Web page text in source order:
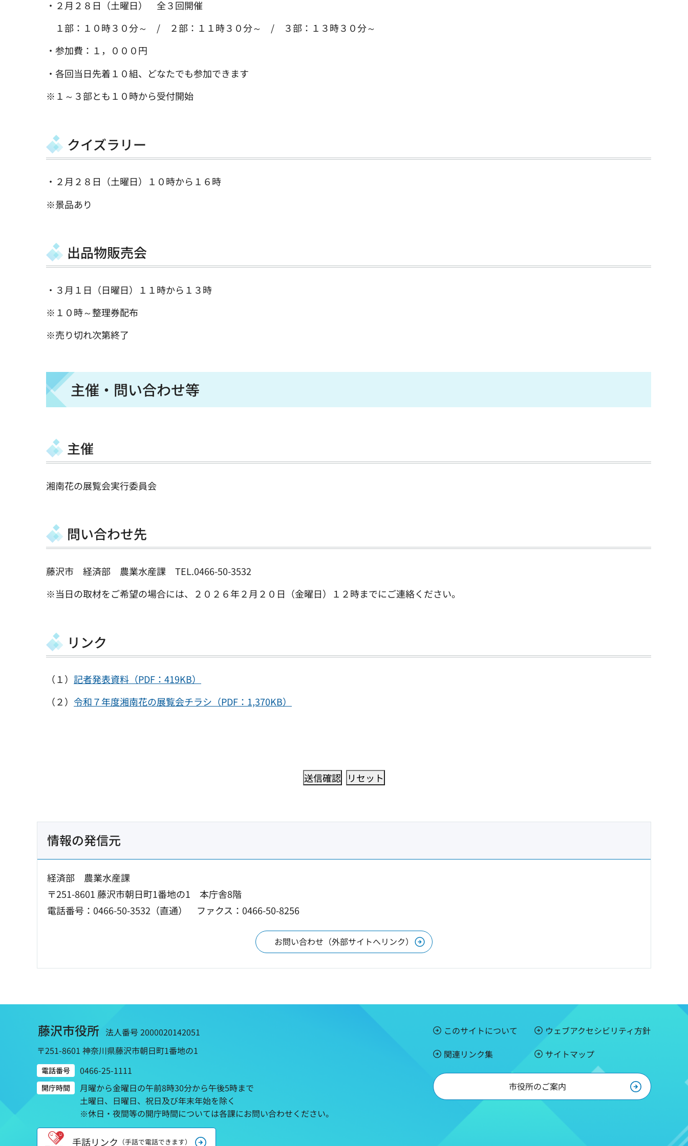
・２月２８日（土曜日） 全３回開催
１部：１０時３０分～ / ２部：１１時３０分～ / ３部：１３時３０分～
・参加費：１，０００円
・各回当日先着１０組、どなたでも参加できます
※１～３部とも１０時から受付開始
クイズラリー
・２月２８日（土曜日）１０時から１６時
※景品あり
出品物販売会
・３月１日（日曜日）１１時から１３時
※１０時～整理券配布
※売り切れ次第終了
主催・問い合わせ等
主催
湘南花の展覧会実行委員会
問い合わせ先
藤沢市 経済部 農業水産課 TEL.0466-50-3532
※当日の取材をご希望の場合には、２０２６年２月２０日（金曜日）１２時までにご連絡ください。
リンク
（１） 記者発表資料（PDF：419KB）
（２） 令和７年度湘南花の展覧会チラシ（PDF：1,370KB）
情報の発信元
経済部 農業水産課
〒251-8601 藤沢市朝日町1番地の1 本庁舎8階
電話番号：0466-50-3532（直通）
ファクス：0466-50-8256
お問い合わせ（外部サイトへリンク）
藤沢市役所 法人番号 2000020142051
〒251-8601 神奈川県藤沢市朝日町1番地の1
電話番号 0466-25-1111
開庁時間
月曜から金曜日の午前8時30分から午後5時まで
土曜日、日曜日、祝日及び年末年始を除く
※休日・夜間等の開庁時間については各課にお問い合わせください。
手話リンク （手話で電話できます）
このサイトについて
ウェブアクセシビリティ方針
関連リンク集
サイトマップ
市役所のご案内